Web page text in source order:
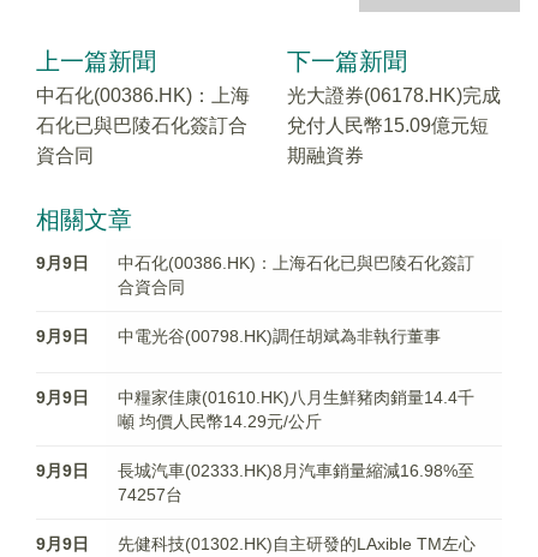
上一篇新聞
中石化(00386.HK)：上海
石化已與巴陵石化簽訂合
資合同
下一篇新聞
光大證券(06178.HK)完成
兌付人民幣15.09億元短
期融資券
相關文章
9月9日
中石化(00386.HK)：上海石化已與巴陵石化簽訂
合資合同
9月9日 中電光谷(00798.HK)調任胡斌為非執行董事
9月9日
中糧家佳康(01610.HK)八月生鮮豬肉銷量14.4千
噸 均價人民幣14.29元/公斤
9月9日
長城汽車(02333.HK)8月汽車銷量縮減16.98%至
74257台
9月9日
先健科技(01302.HK)自主研發的LAxible TM左心